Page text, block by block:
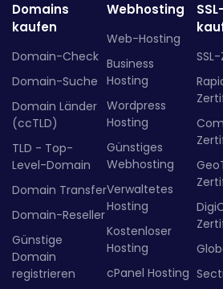
Domains
kaufen
Domain-Check
Domain-Suche
Domain Länder
(ccTLD)
TLD - Top-
Level-Domain
Domain Transfer
Domain-Reseller
Günstige
Domain
registrieren
Webhosting
Web-Hosting
Business
Hosting
Wordpress
Hosting
Günstiges
Webhosting
Verwaltetes
Hosting
Kostenloser
Hosting
cPanel Hosting